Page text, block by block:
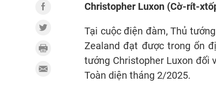
Christopher Luxon (Cờ-rít-
Tại cuộc điện đàm, Thủ
Zealand đạt được trong ổn
tướng Christopher Luxon đối
Toàn diện tháng 2/2025.